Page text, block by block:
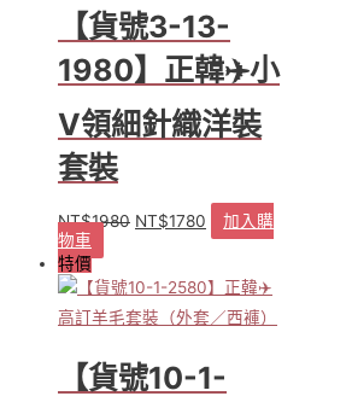
種
款
式。
可
在
產
品
頁
選
擇
選
項
【貨號3-13-
1980】正韓✈️小
V領細針織洋裝
套裝
NT$1980 原
格：
NT$1980。
NT$1780目
格：
NT$1780。
加入購
物車
特價
【貨號10-1-